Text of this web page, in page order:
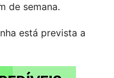
de semana.
está prevista a